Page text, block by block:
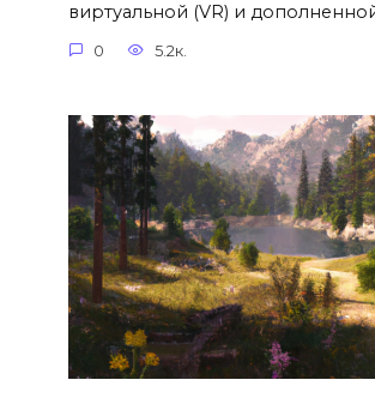
виртуальной (VR) и
0 5.2к.